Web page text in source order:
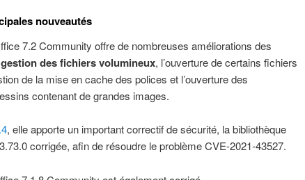
nouveautés
7.2 Community offre de nombreuses améliorations des
gestion des fichiers volumineux, l’ouverture de certains fichiers
de la mise en cache des polices et l’ouverture des
contenant de grandes images.
, elle apporte un important correctif de sécurité, la bibliothèque
corrigée, afin de résoudre le problème CVE-2021-43527.